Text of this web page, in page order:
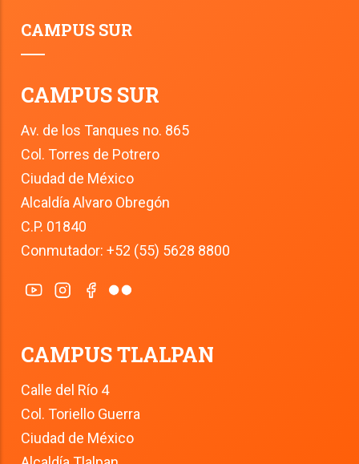
CAMPUS SUR
CAMPUS SUR
Av. de los Tanques no. 865
Col. Torres de Potrero
Ciudad de México
Alcaldía Alvaro Obregón
C.P. 01840
Conmutador: +52 (55) 5628 8800
CAMPUS TLALPAN
Calle del Río 4
Col. Toriello Guerra
Ciudad de México